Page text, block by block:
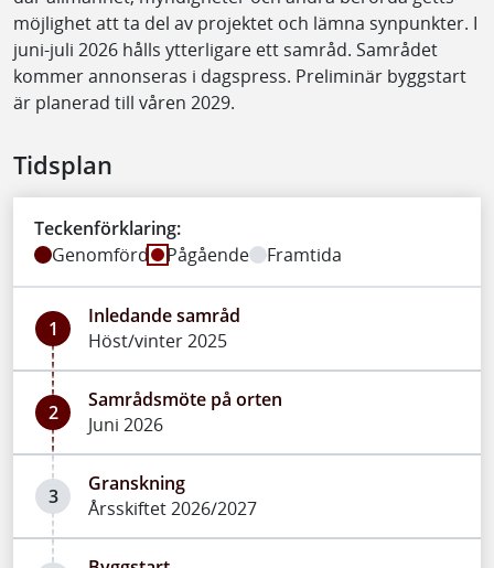
möjlighet att ta del av projektet och lämna synpunkter. I
juni-juli 2026 hålls ytterligare ett samråd. Samrådet
kommer annonseras i dagspress. Preliminär byggstart
är planerad till våren 2029.
Tidsplan
Teckenförklaring:
Genomförd
Pågående Framtida
1
Inledande samråd
Höst/vinter 2025
2
Samrådsmöte på orten
Juni 2026
3
Granskning
Årsskiftet 2026/2027